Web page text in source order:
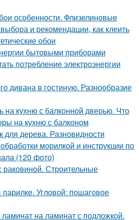
особенности. Флизелиновые
и рекомендации, как клеить
обои
бытовыми приборами
потребление электроэнергии
дивана в гостиную. Разнообразие
на кухню с балконной дверью. Что
на кухню с балконом
для дерева. Разновидности
морилкой и инструкции по
(120 фото)
раковиной. Строительные
Угловой: пошаговое
на ламинат с подложкой.